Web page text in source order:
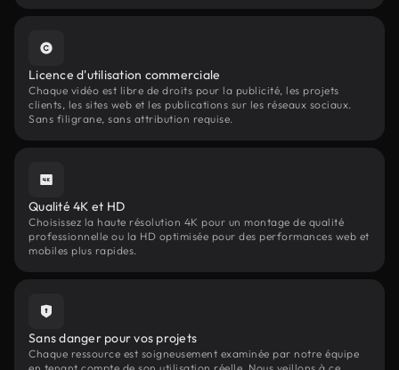
Licence d'utilisation commerciale
Chaque vidéo est libre de droits pour la publicité, les projets
clients, les sites web et les publications sur les réseaux sociaux.
Sans filigrane, sans attribution requise.
Qualité 4K et HD
Choisissez la haute résolution 4K pour un montage de qualité
professionnelle ou la HD optimisée pour des performances web et
mobiles plus rapides.
Sans danger pour vos projets
Chaque ressource est soigneusement examinée par notre équipe